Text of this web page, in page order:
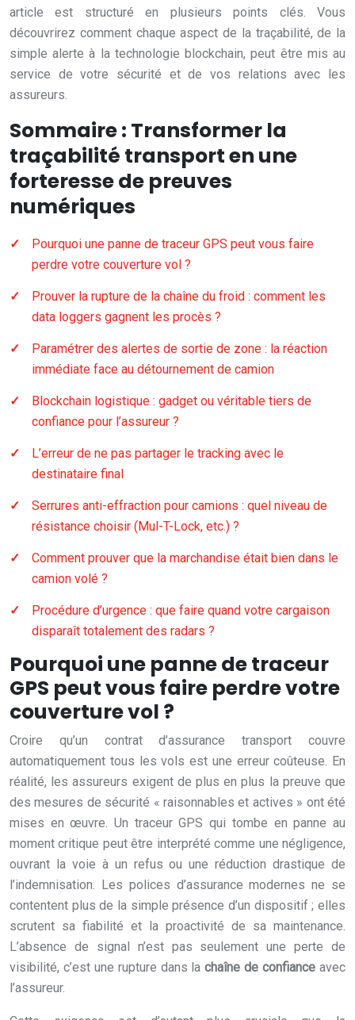
article est structuré en plusieurs points clés. Vous
découvrirez comment chaque aspect de la traçabilité, de la
simple alerte à la technologie blockchain, peut être mis au
service de votre sécurité et de vos relations avec les
assureurs.
Sommaire : Transformer la
traçabilité transport en une
forteresse de preuves
numériques
Pourquoi une panne de traceur GPS peut vous faire
perdre votre couverture vol ?
Prouver la rupture de la chaîne du froid : comment les
data loggers gagnent les procès ?
Paramétrer des alertes de sortie de zone : la réaction
immédiate face au détournement de camion
Blockchain logistique : gadget ou véritable tiers de
confiance pour l’assureur ?
L’erreur de ne pas partager le tracking avec le
destinataire final
Serrures anti-effraction pour camions : quel niveau de
résistance choisir (Mul-T-Lock, etc.) ?
Comment prouver que la marchandise était bien dans le
camion volé ?
Procédure d’urgence : que faire quand votre cargaison
disparaît totalement des radars ?
Pourquoi une panne de traceur
GPS peut vous faire perdre votre
couverture vol ?
Croire qu’un contrat d’assurance transport couvre
automatiquement tous les vols est une erreur coûteuse. En
réalité, les assureurs exigent de plus en plus la preuve que
des mesures de sécurité « raisonnables et actives » ont été
mises en œuvre. Un traceur GPS qui tombe en panne au
moment critique peut être interprété comme une négligence,
ouvrant la voie à un refus ou une réduction drastique de
l’indemnisation. Les polices d’assurance modernes ne se
contentent plus de la simple présence d’un dispositif ; elles
scrutent sa fiabilité et la proactivité de sa maintenance.
L’absence de signal n’est pas seulement une perte de
visibilité, c’est une rupture dans lachaîne de confiance avec
l’assureur.